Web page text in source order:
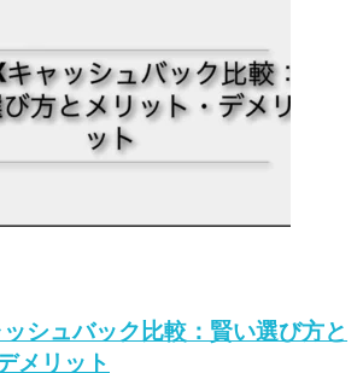
シュバック比較：賢い選び方と
メリット